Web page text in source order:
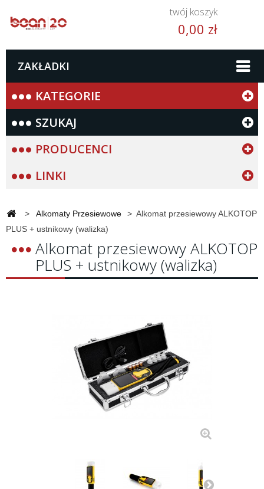
twój koszyk
0,00 zł
ZAKŁADKI
KATEGORIE
SZUKAJ
PRODUCENCI
LINKI
> Alkomaty Przesiewowe > Alkomat przesiewowy ALKOTOP
PLUS + ustnikowy (walizka)
Alkomat przesiewowy ALKOTOP
PLUS + ustnikowy (walizka)